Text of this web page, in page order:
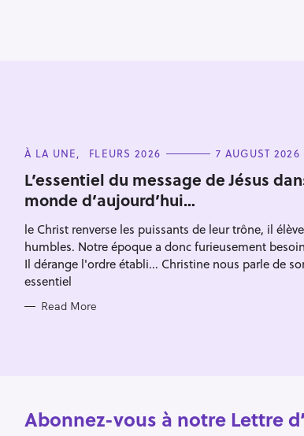
C
T
E
G
O
I
E
S
À LA UNE FLEURS 2026 7 AUGUST 2026
L’essentiel du message de Jésus
monde d’aujourd’hui…
le Christ renverse les puissants de leur trône, il
humbles. Notre époque a donc furieusement
Il dérange l'ordre établi... Christine nous parle de
essentiel
Read More
Abonnez-vous à notre Lettre
a
r
c
f
o